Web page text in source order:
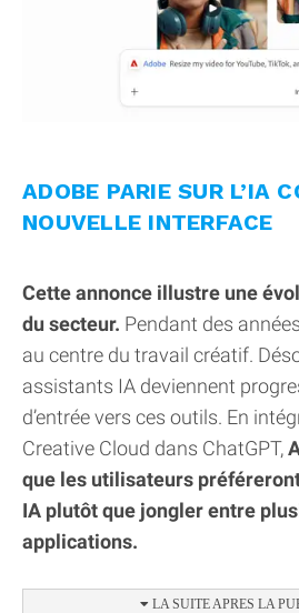
ADOBE PARIE SUR L’IA
NOUVELLE INTERFACE
Cette annonce illustre une
du secteur. Pendant des
au centre du travail créatif.
assistants IA deviennent
d’entrée vers ces outils. En
Creative Cloud dans ChatGPT,
que les utilisateurs
IA plutôt que jongler entre
applications.